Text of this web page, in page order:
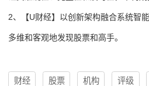
2、【U财经】以创新架构融合系统智
多维和客观地发现股票和高手。
财经 股票 机构 评级